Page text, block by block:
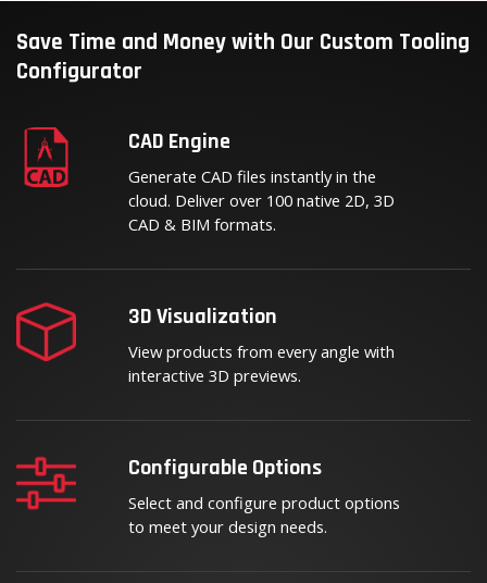
Save Time and Money with Our Custom Tooling
Configurator
CAD Engine
Generate CAD files instantly in the
cloud. Deliver over 100 native 2D, 3D
CAD & BIM formats.
3D Visualization
View products from every angle with
interactive 3D previews.
Configurable Options
Select and configure product options
to meet your design needs.